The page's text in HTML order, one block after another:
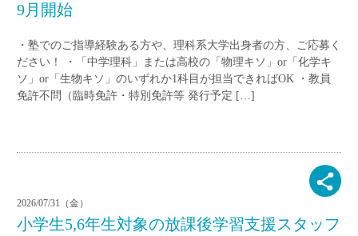
9月開始
・塾でのご指導経験ある方や、理科系大学出身者の方、ご応募く
ださい！ ・「中学理科」または高校の「物理キソ」or「化学キ
ソ」or「生物キソ」のいずれか1科目が担当できればOK ・教員
免許不問（臨時免許・特別免許等 発行予定 […]
2026/07/31（金）
小学生5,6年生対象の放課後学習支援スタッフ